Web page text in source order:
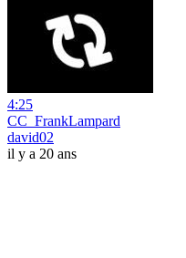
4:25
CC_FrankLampard
david02
il y a 20 ans